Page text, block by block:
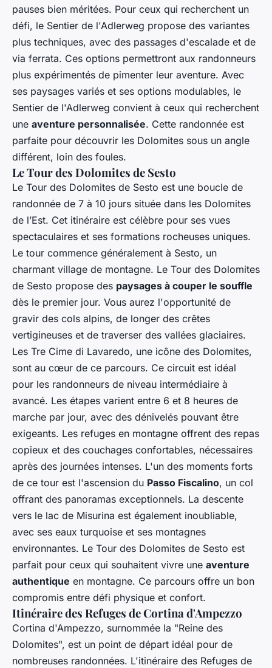
pauses bien méritées. Pour ceux qui recherchent un
défi, le Sentier de l'Adlerweg propose des variantes
plus techniques, avec des passages d'escalade et de
via ferrata. Ces options permettront aux randonneurs
plus expérimentés de pimenter leur aventure. Avec
ses paysages variés et ses options modulables, le
Sentier de l'Adlerweg convient à ceux qui recherchent
une aventure personnalisée. Cette randonnée est
parfaite pour découvrir les Dolomites sous un angle
différent, loin des foules.
Le Tour des Dolomites de Sesto
Le Tour des Dolomites de Sesto est une boucle de
randonnée de 7 à 10 jours située dans les Dolomites
de l’Est. Cet itinéraire est célèbre pour ses vues
spectaculaires et ses formations rocheuses uniques.
Le tour commence généralement à Sesto, un
charmant village de montagne. Le Tour des Dolomites
de Sesto propose des paysages à couper le souffle
dès le premier jour. Vous aurez l'opportunité de
gravir des cols alpins, de longer des crêtes
vertigineuses et de traverser des vallées glaciaires.
Les Tre Cime di Lavaredo, une icône des Dolomites,
sont au cœur de ce parcours. Ce circuit est idéal
pour les randonneurs de niveau intermédiaire à
avancé. Les étapes varient entre 6 et 8 heures de
marche par jour, avec des dénivelés pouvant être
exigeants. Les refuges en montagne offrent des repas
copieux et des couchages confortables, nécessaires
après des journées intenses. L'un des moments forts
de ce tour est l'ascension du Passo Fiscalino, un col
offrant des panoramas exceptionnels. La descente
vers le lac de Misurina est également inoubliable,
avec ses eaux turquoise et ses montagnes
environnantes. Le Tour des Dolomites de Sesto est
parfait pour ceux qui souhaitent vivre une aventure
authentique en montagne. Ce parcours offre un bon
compromis entre défi physique et confort.
Itinéraire des Refuges de Cortina d'Ampezzo
Cortina d'Ampezzo, surnommée la "Reine des
Dolomites", est un point de départ idéal pour de
nombreuses randonnées. L'itinéraire des Refuges de